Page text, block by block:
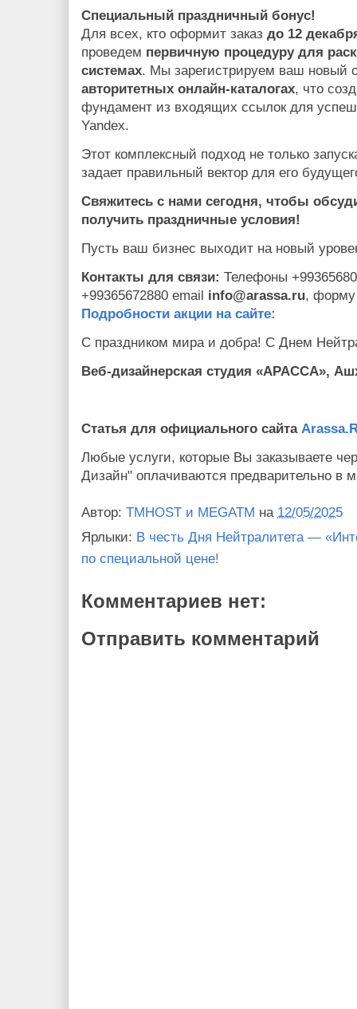
Специальный праздничный бонус!
Для всех, кто оформит заказ до 12
проведем первичную процедуру для
системах. Мы зарегистрируем ваш новый
авторитетных онлайн-каталогах, что
фундамент из входящих ссылок для
Yandex.
Этот комплексный подход не только
задает правильный вектор для его
Свяжитесь с нами сегодня, чтобы
получить праздничные условия!
Пусть ваш бизнес выходит на новый
Контакты для связи: Телефоны
+99365672880 email info@arassa.ru, форму
Подробности акции на сайте:
С праздником мира и добра! С Днем
Веб-дизайнерская студия «АРАССА»,
Статья для официального сайта
Любые услуги, которые Вы заказываете
Дизайн" оплачиваются предварительно в
Автор: TMHOST и MEGATM на 12/05/2025
Ярлыки: В честь Дня Нейтралитета —
по специальной цене!
Комментариев нет:
Отправить комментарий